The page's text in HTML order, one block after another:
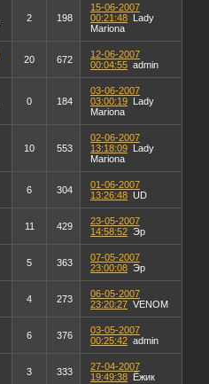
2 198
15-06-2007
00:21:48
Lady
Mariona
20 672
12-06-2007
00:04:55 admin
0 184
03-06-2007
03:00:19
Lady
Mariona
10 553
02-06-2007
13:18:09
Lady
Mariona
6 304
01-06-2007
13:26:48 UD
11 429
23-05-2007
14:58:52 Эр
5 363
07-05-2007
23:00:08 Эр
4 273
06-05-2007
23:20:27 VENOM
6 376
03-05-2007
00:25:42 admin
3 333
27-04-2007
19:49:38
Ёжик